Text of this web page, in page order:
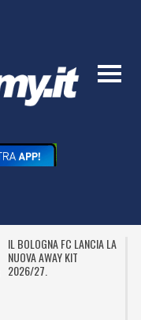
IL BOLOGNA FC LANCIA LA
NUOVA AWAY KIT
2026/27.